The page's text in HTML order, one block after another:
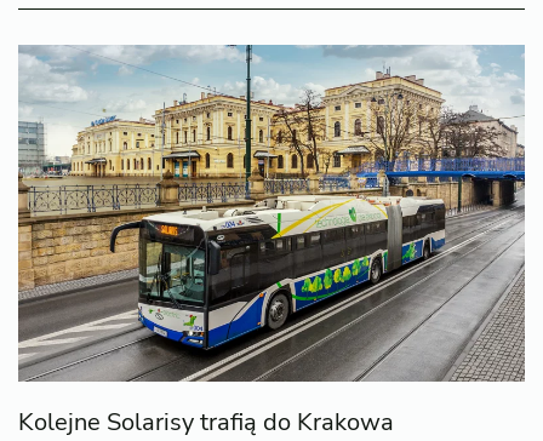
Kolejne Solarisy trafią do Krakowa